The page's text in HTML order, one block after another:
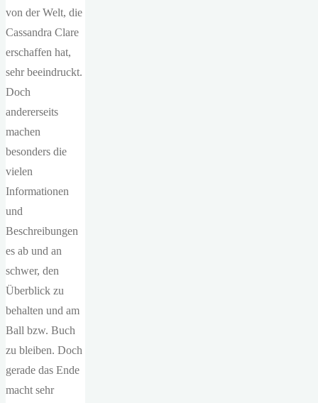
von der Welt, die
Cassandra Clare
erschaffen hat,
sehr beeindruckt.
Doch
andererseits
machen
besonders die
vielen
Informationen
und
Beschreibungen
es ab und an
schwer, den
Überblick zu
behalten und am
Ball bzw. Buch
zu bleiben. Doch
gerade das Ende
macht sehr